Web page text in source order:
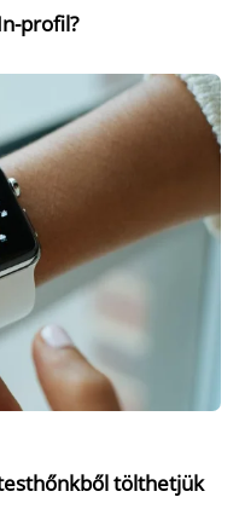
profil?
tölthetjük